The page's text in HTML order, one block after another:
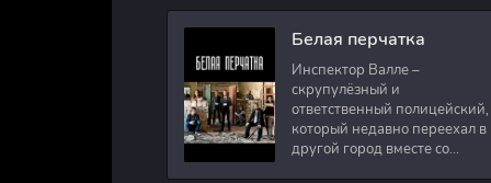
Вместе с ним приезжают
оператор и интервьюер,
Белая перчатка
Инспектор Валле –
скрупулёзный и
ответственный полицейский,
который недавно переехал в
другой город вместе со